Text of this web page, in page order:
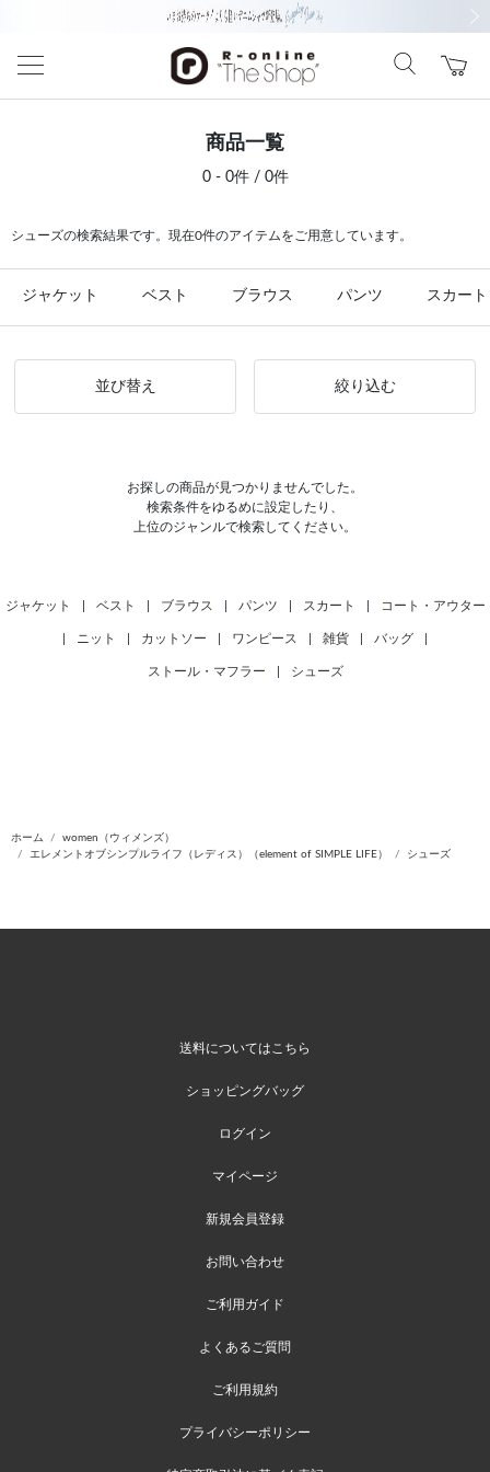
商品一覧
0 - 0件 / 0件
シューズの検索結果です。現在0件のアイテムをご用意しています。
ジャケット ベスト ブラウス パンツ スカート
並び替え 絞り込む
お探しの商品が見つかりませんでした。
検索条件をゆるめに設定したり、
上位のジャンルで検索してください。
ジャケット ベスト ブラウス パンツ スカート コート・アウター
ニット カットソー ワンピース 雑貨 バッグ
ストール・マフラー シューズ
ホーム
women（ウィメンズ）
エレメントオブシンプルライフ（レディス）（element of SIMPLE LIFE）
シューズ
送料についてはこちら
ショッピングバッグ
ログイン
マイページ
新規会員登録
お問い合わせ
ご利用ガイド
よくあるご質問
ご利用規約
プライバシーポリシー